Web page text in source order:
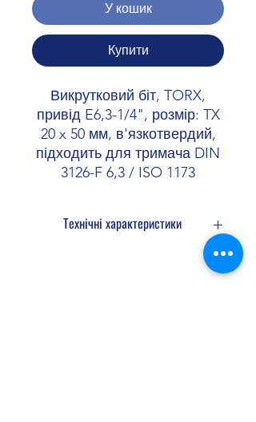
У кошик
Купити
Викрутковий біт, TORX,
привід E6,3-1/4", розмір: TX
20 x 50 мм, в'язкотвердий,
підходить для тримача DIN
3126-F 6,3 / ISO 1173
Технічні характеристики